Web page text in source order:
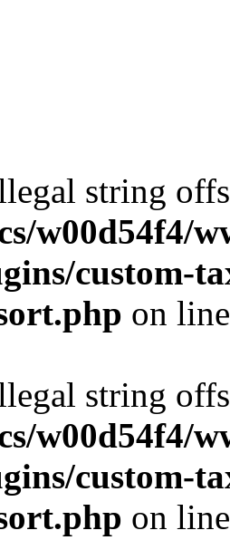
string
w00d54f4/
custom-
on
string
w00d54f4/
custom-
on